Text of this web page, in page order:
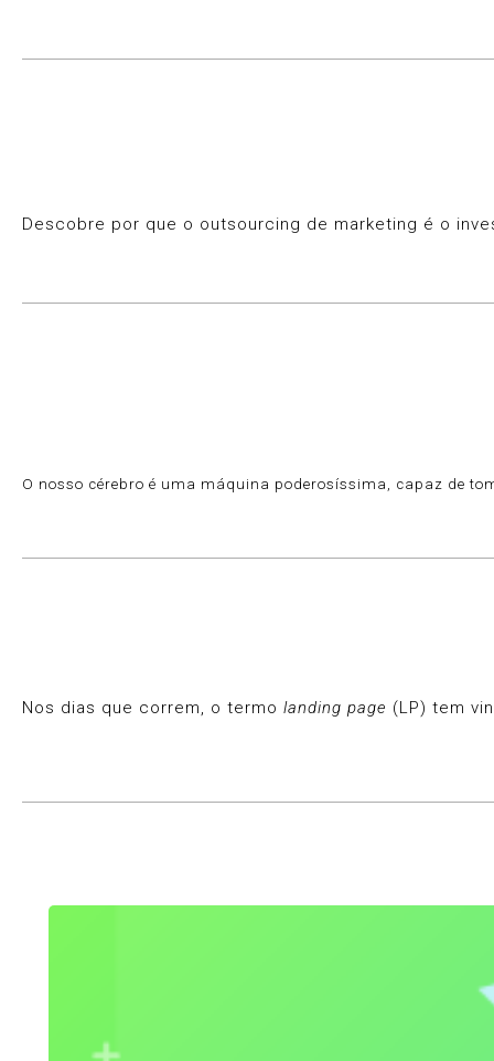
Descobre por que o outsourcing de marketing é o
O nosso cérebro é uma máquina poderosíssima, capaz de
Nos dias que correm, o termo landing page (LP) tem